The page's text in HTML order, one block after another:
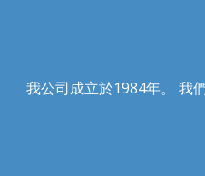
我公司成立於1984年。 我